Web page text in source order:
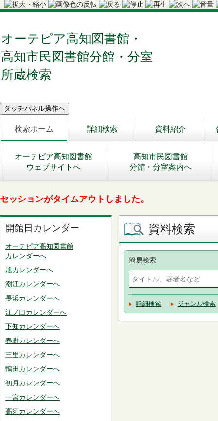
オーテピア高知図書館・
高知市民図書館分館・分室
所蔵検索
検索ホーム 詳細検索 資料紹介
オーテピア高知図書館
ウェブサイトへ
高知市民図書館
分館・分室案内へ
セッションがタイムアウトしました。
開館日カレンダー
オーテピア高知図書館
カレンダーへ
旭カレンダーへ
潮江カレンダーへ
長浜カレンダーへ
江ノ口カレンダーへ
下知カレンダーへ
春野カレンダーへ
三里カレンダーへ
鴨田カレンダーへ
初月カレンダーへ
一宮カレンダーへ
高須カレンダーへ
資料検索
簡易検索
詳細検索 ジャンル検索